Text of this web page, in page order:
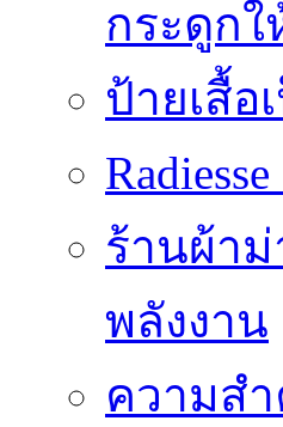
กระดูกใ
ป้ายเสื้
ร้านผ้า
พลังงาน
ความส